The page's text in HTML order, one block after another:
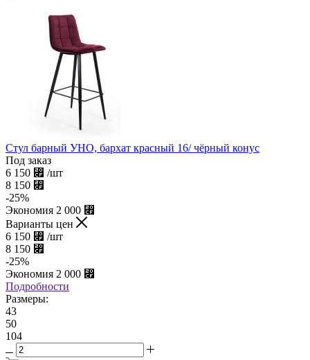
Стул барный УНО, бархат красный 16/ чёрный конус
Под заказ
6 150 ⃏ /шт
8 150 ⃏
-25%
Экономия 2 000 ⃏
Варианты цен
6 150 ⃏ /шт
8 150 ⃏
-25%
Экономия 2 000 ⃏
Подробности
Размеры:
43
50
104